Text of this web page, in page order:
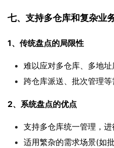
七、支持多仓库和复杂业
1、传统盘点的局限性
难以应对多仓库、多地址
跨仓库派送、批次管理等
2、系统盘点的优点
支持多仓库统一管理，进
适用繁杂的需求场景(如